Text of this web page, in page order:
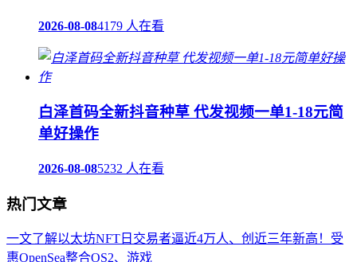
2026-08-084179 人在看
白泽首码全新抖音种草 代发视频一单1-18元简
单好操作
2026-08-085232 人在看
热门文章
一文了解以太坊NFT日交易者逼近4万人、创近三年新高！受
惠OpenSea整合OS2、游戏